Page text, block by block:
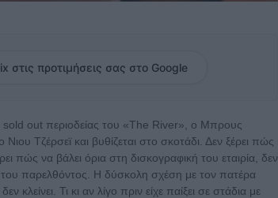
στις προτιμήσεις σας στο Google
out περιοδείας του «The River», o Μπρους
Νιου Τζέρσεϊ και βυθίζεται στο σκοτάδι. Δεν ξέρει πώς
πώς να βάλει όρια στη δισκογραφική του εταιρία, δεν
παρελθόντος. Η δύσκολη σχέση με τον πατέρα
κλείνει. Τι κι αν λίγο πριν είχε παίξει σε στάδια με